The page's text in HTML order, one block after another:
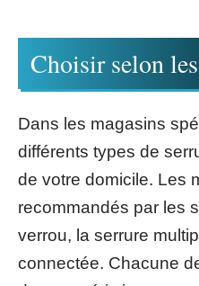
Choisir selon
Dans les magasins
différents types de
de votre domicile. Les
recommandés par les
verrou, la serrure
connectée. Chacune